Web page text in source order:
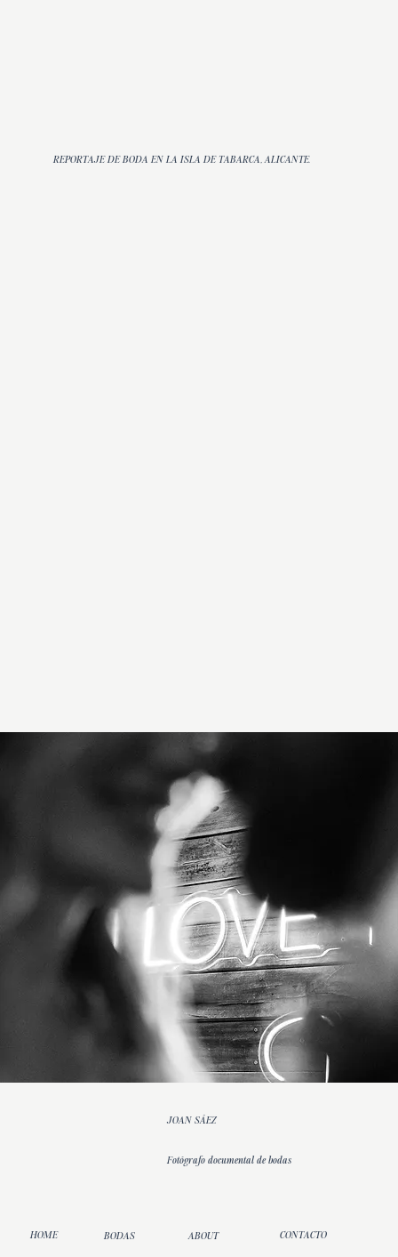
REPORTAJE DE BODA EN LA ISLA DE TABARCA, ALICANTE.
JOAN SÁEZ
Fotógrafo documental de bodas
HOME BODAS ABOUT CONTACTO